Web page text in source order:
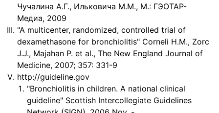
Чучалина А.Г., Ильковича М.М., М.: ГЭОТАР-
Медиа, 2009
"A multicenter, randomized, controlled trial of
dexamethasone for bronchiolitis" Corneli H.M., Zorc
J.J., Majahan P. et al., The New England Journal of
Medicine, 2007; 357: 331-9
http://guideline.gov
"Bronchiolitis in children. A national clinical
guideline" Scottish Intercollegiate Guidelines